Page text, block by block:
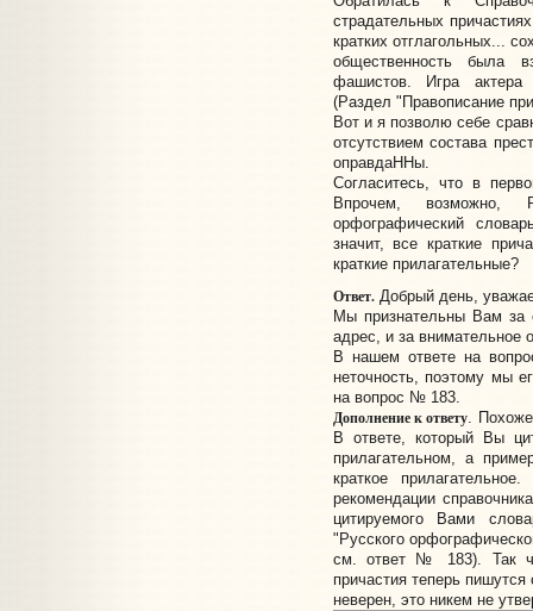
страдательных
кратких отглагольных...
общественность была
фашистов. Игра актера
(Раздел "Правописание
Вот и я позволю себе
отсутствием состава
оправдаННы.
Согласитесь, что в
Впрочем, возможно,
орфографический
значит, все краткие
краткие прилагательные?
Ответ.Добрый день,
Мы признательны Вам за
адрес, и за внимательное
В нашем ответе на
неточность, поэтому мы
на вопрос № 183.
Дополнение к ответу.
В ответе, который Вы
прилагательном, а
краткое
рекомендации
цитируемого Вами
"Русского
см. ответ № 183). Так
причастия теперь
неверен, это никем не